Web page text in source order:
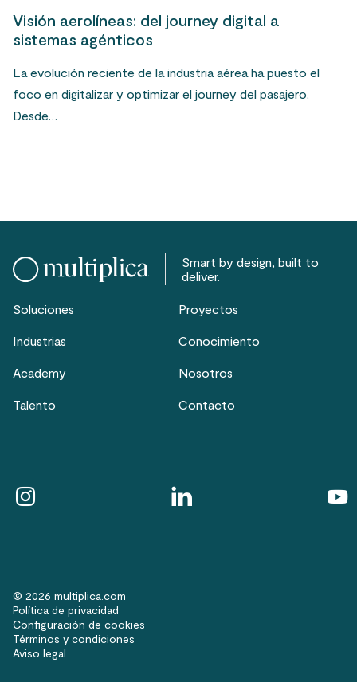
Visión aerolíneas: del journey digital a
sistemas agénticos
La evolución reciente de la industria aérea ha puesto el
foco en digitalizar y optimizar el journey del pasajero.
Desde…
Smart by design, built to
deliver.
Soluciones Proyectos
Industrias Conocimiento
Academy Nosotros
Talento Contacto
© 2026 multiplica.com
Política de privacidad
Configuración de cookies
Términos y condiciones
Aviso legal